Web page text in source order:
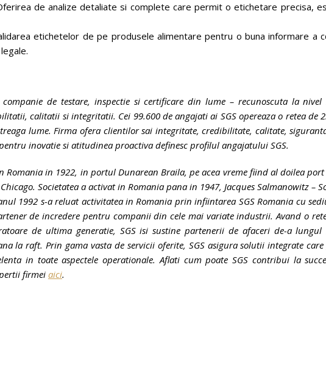
de analize detaliate si complete care permit o etichetare precisa,
etichetelor de pe produsele alimentare pentru o buna informare a
companie de testare, inspectie si certificare din lume – recunoscuta la
calitatii si integritatii. Cei 99.600 de angajati ai SGS opereaza o retea de
lume.Firma ofera clientilor sai integritate, credibilitate, calitate,
inovatie si atitudinea proactiva definesc profilul angajatului SGS.
Romania in 1922, in portul Dunarean Braila, pe acea vreme fiind al doilea
Societatea a activat in Romania pana in 1947, Jacques Salmanowitz –
1992 s-a reluat activitatea in Romania prin infiintarea SGS Romania cu
de incredere pentru companii din cele mai variate industrii. Avand o
de ultima generatie, SGS isi sustine partenerii de afaceri de-a
la raft. Prin gama vasta de servicii oferite, SGS asigura solutii integrate
in toate aspectele operationale. Aflati cum poate SGS contribui la
firmei aici.